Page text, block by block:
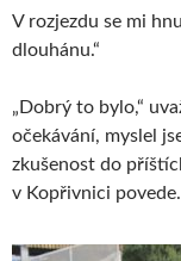
V rozjezdu se mi
dlouhánu.“
„Dobrý to bylo,“
očekávání, myslel
zkušenost do
v Kopřivnici povede.